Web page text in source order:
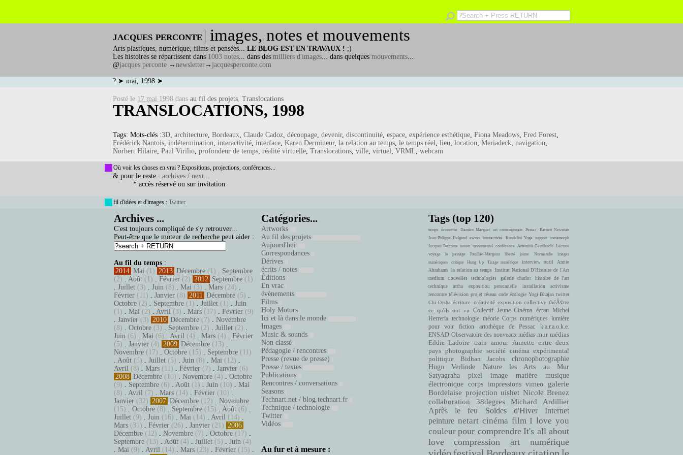
jacques perconte images, notes et mouvements
Arts plastiques, numérique, films et pensées... LE BLOG EST EN TRAVAUX ! ;)
Les histoires se répartissent dans 1003 notes... dans des milliers d'images... dans quelques mouvements...
@jacques perconte → newsletter→ jacquesperconte.com
? ➤ mai, 1998 ➤
Posté le 17 mai 1998 dans au fil des projets, Translocations
TRANSLOCATIONS, 1998
Tags: Mots-clés :3D, architecture, Bordeaux, Claude Cadoz, découpage, devenir, discontinuité, espace, expérience esthétique, Fiona Meadows, Fred Forest,
Frédérick Nantois, indétermination, interactivité, interface, Karen Dermineur, la relation au temps, le temps réel, lieu, location, Meriadeck, navigation,
Norbert Hilaire, Paul Virilio, profondeur de temps, réalité virtuelle, Translocations, ville, virtuel, VRML, webcam
Où voir les choses en vrai ? Expositions, projections, conférences...
& pour le reste : archives / next...
* accès réservé ou sur invitation
fil d'idées et d'images : Twitter
Archives ...
C'est toujours compliqué de s'y retrouver...
Peut-être que le moteur de recherche peut aider :
Au fil du temps :
2014 Mai (1) 2013 Décembre (1) . Septembre
(2) . Août (1) . Février (2) 2012 Septembre (1)
. Juillet (3) . Juin (8) . Mai (3) . Mars (24) .
Février (11) . Janvier (8) 2011 Décembre (5) .
Octobre (2) . Septembre (1) . Juillet (1) . Juin
(1) . Mai (2) . Avril (3) . Mars (17) . Février (9)
. Janvier (3) 2010 Décembre (7) . Novembre
(8) . Octobre (3) . Septembre (2) . Juillet (2) .
Juin (6) . Mai (6) . Avril (4) . Mars (4) . Février
(5) . Janvier (4) 2009 Décembre (13) .
Novembre (17) . Octobre (15) . Septembre (11)
. Août (5) . Juillet (5) . Juin (8) . Mai (12) .
Avril (8) . Mars (11) . Février (7) . Janvier (6)
2008 Décembre (10) . Novembre (4) . Octobre
(9) . Septembre (6) . Août (1) . Juin (10) . Mai
(8) . Avril (7) . Mars (14) . Février (10) .
Janvier (32) 2007 Décembre (12) . Novembre
(15) . Octobre (8) . Septembre (15) . Août (6) .
Juillet (9) . Juin (16) . Mai (14) . Avril (14) .
Mars (31) . Février (26) . Janvier (21) 2006
Décembre (12) . Novembre (7) . Octobre (17) .
Septembre (13) . Août (4) . Juillet (5) . Juin (4)
. Mai (9) . Avril (14) . Mars (23) . Février (15) .
Catégories...
Artworks
Au fil des projets
Aujourd'hui
Correspondances
Dérives
écrits / notes
Éditions
En vrac
évènements
Films
Holy Motors
Ici et là dans le monde
Images
Music & sounds
Non classé
Pédagogie / rencontres
Presse (revue de presse)
Presse / textes
Publications
Rencontres / conversations
Seasons
Technart.net / blog.technart.fr
Technique / technologie
Twitter
Vidéos
Au fur et à mesure :
Tags (top 120)
temps économie Damien Marguet art contemporain Pessac
Barnett Newman
Jean-Philippe Halgand
ewmo interactivité Kundalini Yoga support
metamorph
Jacques Perconte uaoen monumental conférence Artemisia Gentileschi Lecture
voyage
le passage Pauillac-Margaux liberté jaune Normandie
images
numériques
critique Hung Up Tirage numérique interview outil
Annie
Abrahams
la relation au temps
Institut National D'Histoire de l'Art
medium
nouvelles technologies galerie charlot
histoire de l'art
technique
uttha exposition personnelle installation activisme
rencontre télévision projet réseau code écologie Yogi Bhajan twitter
Chi Ocsha écriture créativité exposition collective théÃ¢tre
ce qu'ils ont vu
Collectif Jeune Cinéma écran
Michel
Herreria technologie théorie Corps numériques lumière
pour voir fiction artothèque de Pessac
k.a.r.a.o.k.e.
ENSAD Observatoire des nouveaux médias mur médias
Eddie Ladoire
train amour Annette entre deux
pays photographie société cinéma expérimental
politique
Bidhan Jacobs
chronophotographie
Hugo Verlinde
Nature
les Arts au Mur
Satyagraha
pixel image matière
musique
électronique corps impressions vimeo
galerie
Bordelaise projection uishet Nicole Brenez
collaboration
38degres
Michard Ardillier
Après le feu
Soldes d'Hiver
Internet
peinture netart cinéma film I love you
couleur pour comprendre It's all about
love
compression art numérique